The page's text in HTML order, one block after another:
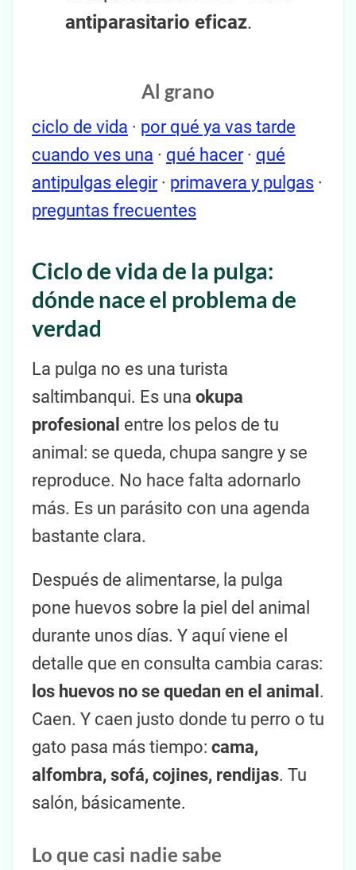
antiparasitario eficaz.
Al grano
ciclo de vida · por qué ya vas tarde
cuando ves una · qué hacer· qué
antipulgas elegir· primavera y pulgas ·
preguntas frecuentes
Ciclo de vida de la pulga:
dónde nace el problema de
verdad
La pulga no es una turista
saltimbanqui. Es una okupa
profesional entre los pelos de tu
animal: se queda, chupa sangre y se
reproduce. No hace falta adornarlo
más. Es un parásito con una agenda
bastante clara.
Después de alimentarse, la pulga
pone huevos sobre la piel del animal
durante unos días. Y aquí viene el
detalle que en consulta cambia caras:
los huevos no se quedan en el animal .
Caen. Y caen justo donde tu perro o tu
gato pasa más tiempo: cama,
alfombra, sofá, cojines, rendijas. Tu
salón, básicamente.
Lo que casi nadie sabe